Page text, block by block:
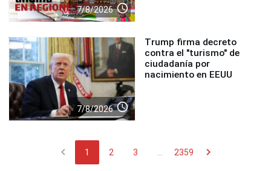
7/8/2026 access_time
7/8/2026 access_time
Trump firma decreto
contra el "turismo" de
ciudadanía por
nacimiento en EEUU
chevron_left 1 2 3 ... 2359 chevron_right